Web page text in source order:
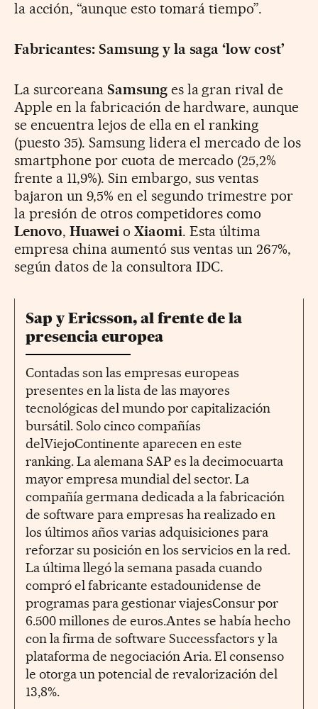
la acción, “aunque esto tomará tiempo”.
Fabricantes: Samsung y la saga ‘low cost’
La surcoreana Samsunges la gran rival de
Apple en la fabricación de hardware, aunque
se encuentra lejos de ella en el ranking
(puesto 35). Samsung lidera el mercado de los
smartphone por cuota de mercado (25,2%
frente a 11,9%). Sin embargo, sus ventas
bajaron un 9,5% en el segundo trimestre por
la presión de otros competidores como
Lenovo, Huaweio Xiaomi. Esta última
empresa china aumentó sus ventas un 267%,
según datos de la consultora IDC.
Sap y Ericsson, al frente de la
presencia europea
Contadas son las empresas europeas
presentes en la lista de las mayores
tecnológicas del mundo por capitalización
bursátil. Solo cinco compañías
delViejoContinente aparecen en este
ranking. La alemana SAP es la decimocuarta
mayor empresa mundial del sector. La
compañía germana dedicada a la fabricación
de software para empresas ha realizado en
los últimos años varias adquisiciones para
reforzar su posición en los servicios en la red.
La última llegó la semana pasada cuando
compró el fabricante estadounidense de
programas para gestionar viajesConsur por
6.500 millones de euros.Antes se había hecho
con la firma de software Successfactors y la
plataforma de negociación Aria. El consenso
le otorga un potencial de revalorización del
13,8%.